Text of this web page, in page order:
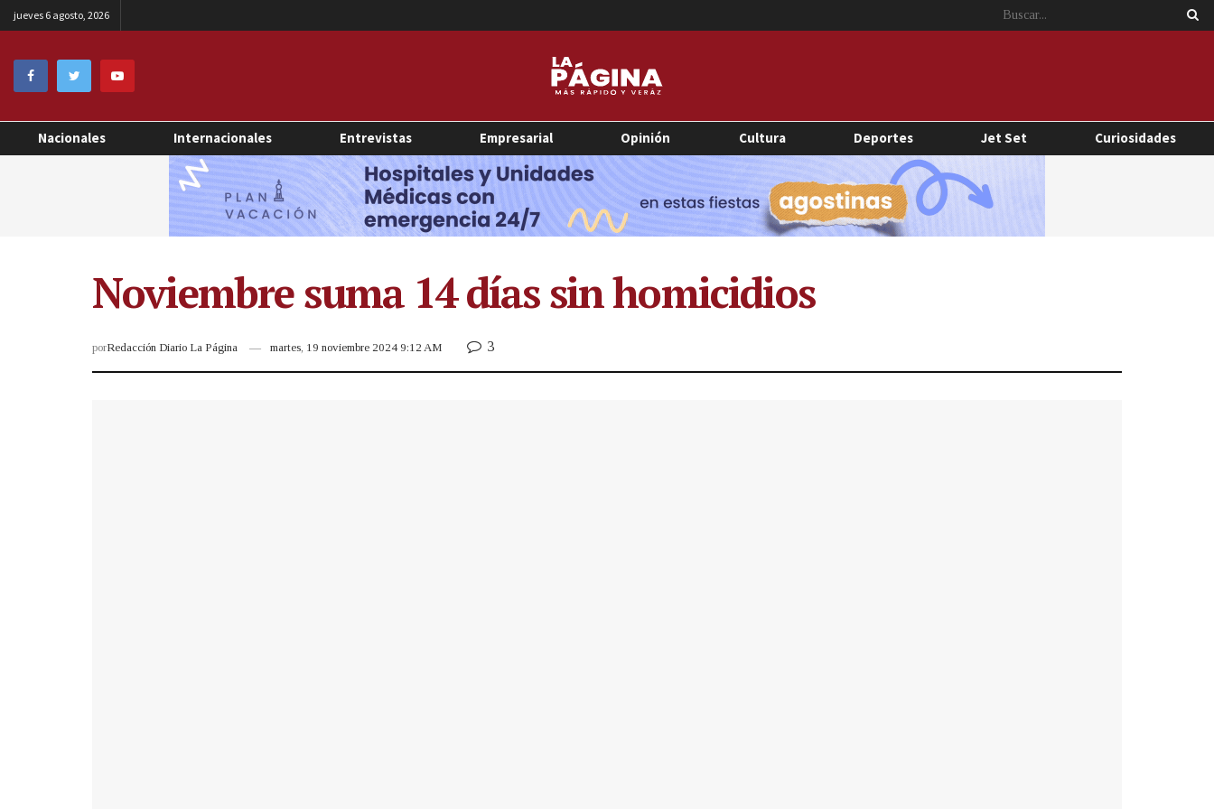
jueves 6 agosto, 2026
Nacionales Internacionales Entrevistas Empresarial Opinión Cultura Deportes Jet Set Curiosidades
Noviembre suma 14 días sin homicidios
porRedacción Diario La Página martes, 19 noviembre 2024 9:12 AM 3